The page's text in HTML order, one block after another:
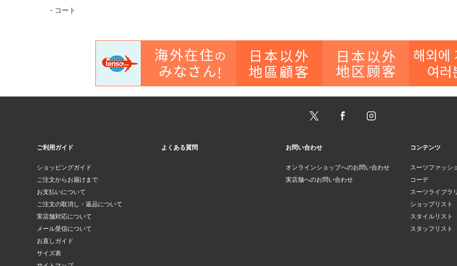
- コート
ご利用ガイド
ショッピングガイド
ご注文からお届けまで
お支払いについて
ご注文の取消し・返品について
実店舗対応について
メール受信について
お直しガイド
サイズ表
よくある質問 お問い合わせ
オンラインショップへのお問い合わせ
実店舗へのお問い合わせ
コンテンツ
スーツファッシ
コーデ
スーツライブラ
ショップリスト
スタイルリスト
スタッフリスト